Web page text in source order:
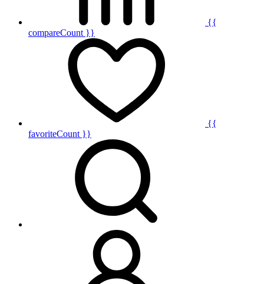
{{
compareCount }}
{{
favoriteCount }}